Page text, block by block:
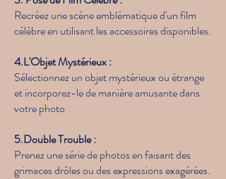
Recréez une scène emblématique d'un film
célèbre en utilisant les accessoires disponibles.
4.L'Objet Mystérieux :
Sélectionnez un objet mystérieux ou étrange
et incorporez-le de manière amusante dans
votre photo
5.Double Trouble :
Prenez une série de photos en faisant des
grimaces drôles ou des expressions exagérées.